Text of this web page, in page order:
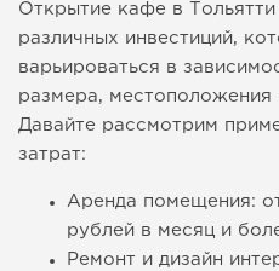
Открытие кафе в
различных инвестиций,
варьироваться в
размера, местоположения
Давайте рассмотрим
затрат:
Аренда помещения:
рублей в месяц и
Ремонт и дизайн